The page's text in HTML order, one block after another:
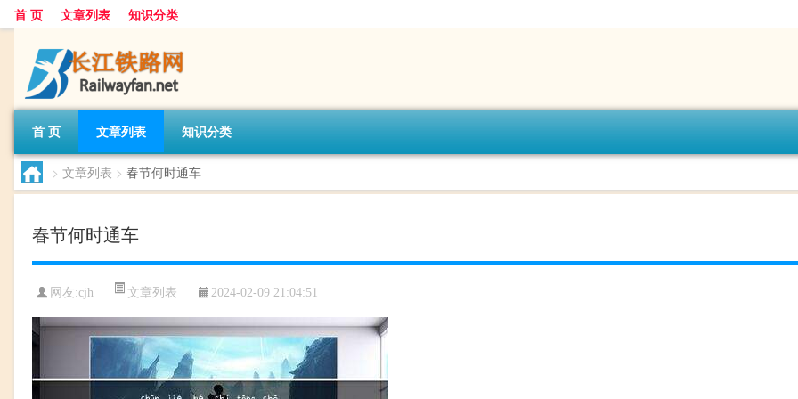
首 页 文章列表 知识分类
首 页 文章列表 知识分类
> 文章列表 > 春节何时通车
春节何时通车
网友:cjh 文章列表 2024-02-09 21:04:51